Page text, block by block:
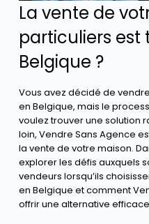
La vente de
particuliers est
Belgique ?
Vous avez décidé de
en Belgique, mais le
voulez trouver une solution
loin, Vendre Sans Agence
la vente de votre maison.
explorer les défis auxquels
vendeurs lorsqu’ils
en Belgique et comment
offrir une alternative